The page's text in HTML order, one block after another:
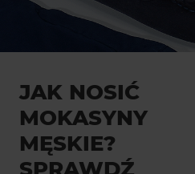
JAK NOSIĆ
MOKASYNY
MĘSKIE?